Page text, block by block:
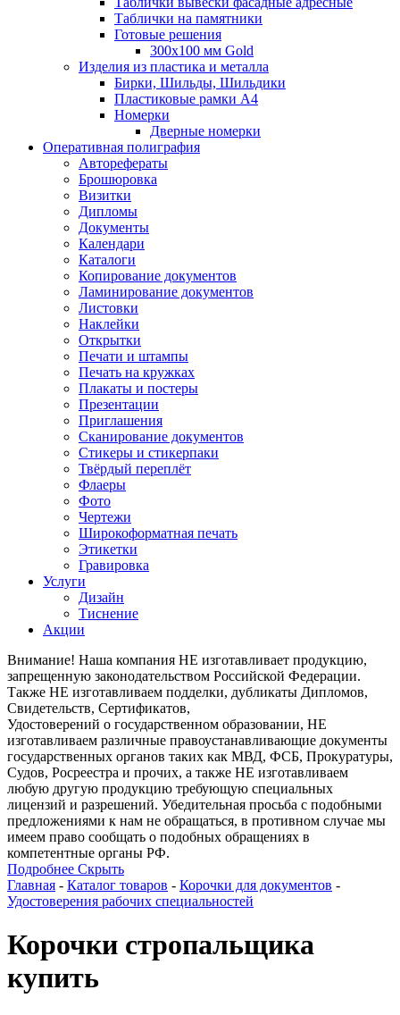
Таблички на памятники
Готовые решения
300x100 мм Gold
Изделия из пластика и металла
Бирки, Шильды, Шильдики
Пластиковые рамки А4
Номерки
Дверные номерки
Оперативная полиграфия
Авторефераты
Брошюровка
Визитки
Дипломы
Документы
Календари
Каталоги
Копирование документов
Ламинирование документов
Листовки
Наклейки
Открытки
Печати и штампы
Печать на кружках
Плакаты и постеры
Презентации
Приглашения
Сканирование документов
Стикеры и стикерпаки
Твёрдый переплёт
Флаеры
Фото
Чертежи
Широкоформатная печать
Этикетки
Гравировка
Услуги
Дизайн
Тиснение
Акции
Внимание! Наша компания НЕ изготавливает продукцию,
запрещенную законодательством Российской Федерации.
Также НЕ изготавливаем подделки, дубликаты Дипломов,
Свидетельств, Сертификатов,
Удостоверений о государственном образовании, НЕ
изготавливаем различные правоустанавливающие документы
государственных органов таких как МВД, ФСБ, Прокуратуры,
Судов, Росреестра и прочих, а также НЕ изготавливаем
любую другую продукцию требующую специальных
лицензий и разрешений. Убедительная просьба с подобными
предложениями к нам не обращаться, в противном случае мы
имеем право сообщать о подобных обращениях в
компетентные органы РФ.
Подробнее Скрыть
Главная - Каталог товаров - Корочки для документов -
Удостоверения рабочих специальностей
Корочки стропальщика
купить